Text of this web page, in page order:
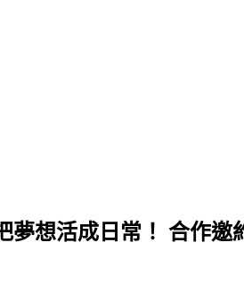
想活成日常！ 合作邀